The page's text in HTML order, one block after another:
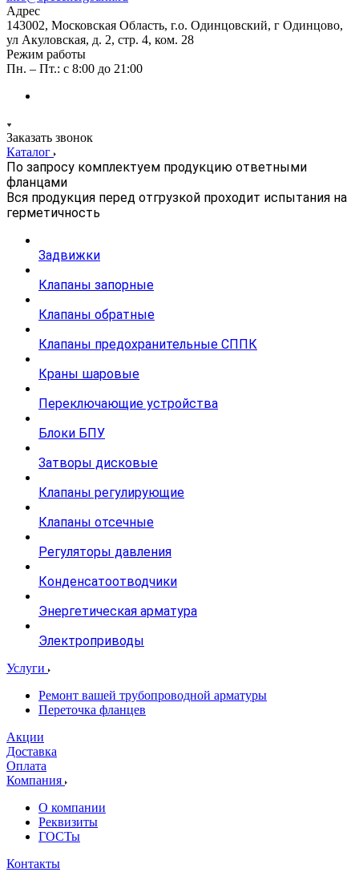
Адрес
143002, Московская Область, г.о. Одинцовский, г Одинцово,
ул Акуловская, д. 2, стр. 4, ком. 28
Режим работы
Пн. – Пт.: с 8:00 до 21:00
Заказать звонок
Каталог
По запросу комплектуем продукцию ответными
фланцами
Вся продукция перед отгрузкой проходит испытания на
герметичность
Задвижки
Клапаны запорные
Клапаны обратные
Клапаны предохранительные СППК
Краны шаровые
Переключающие устройства
Блоки БПУ
Затворы дисковые
Клапаны регулирующие
Клапаны отсечные
Регуляторы давления
Конденсатоотводчики
Энергетическая арматура
Электроприводы
Услуги
Ремонт вашей трубопроводной арматуры
Переточка фланцев
Акции
Доставка
Оплата
Компания
О компании
Реквизиты
ГОСТы
Контакты